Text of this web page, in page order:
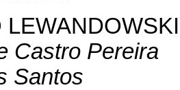
LEWANDOWSKI
Castro Pereira
Santos